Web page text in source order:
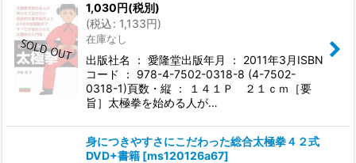
1,030円(税別)
(税込: 1,133円)
在庫なし
出版社名 ： 愛隆堂出版年月 ： 2011年3月ISBN
コード ： 978-4-7502-0318-8 (4-7502-
0318-1)頁数・縦 ： １４１Ｐ ２１ｃｍ［要
旨］太極拳を始める人が…
身につきやすさにこだわった総合太極拳４２式
DVD+書籍 [ms120126a67]